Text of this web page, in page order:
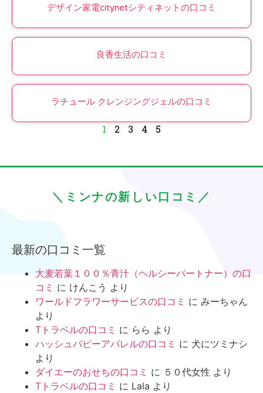
デザイン家電citynetシティネットの口コミ
良香生活の口コミ
ラチュール クレンジングジェルの口コミ
1 2 3 4 5
＼ミンナの新しい口コミ／
最新の口コミ一覧
大麦若葉１００％青汁（ヘルシーパートナー）の口
コミ に けんこう より
ワールドフラワーサービスの口コミ に みーちゃん
より
Tトラベルの口コミ に らら より
ハッシュパピーアパレルの口コミ に 犬にツミナシ
より
ダイエーのおせちの口コミ に ５０代女性 より
Tトラベルの口コミ に Lala より